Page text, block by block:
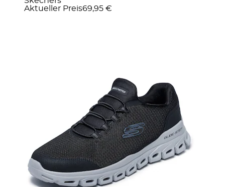
Aktueller Preis69,95 €